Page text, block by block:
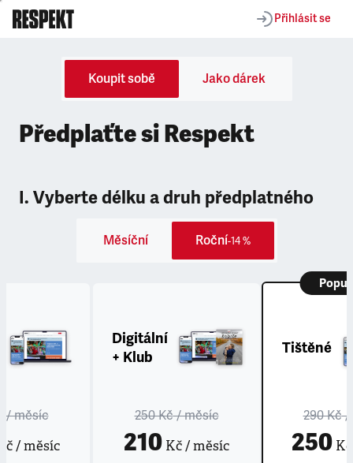
Přihlásit se
Koupit sobě Jako dárek
Předplaťte si Respekt
I. Vyberte délku a druh předplatného
Měsíční Roční-14 %
/ měsíc
/ měsíc
Digitální
+ Klub
250 Kč/ měsíc
210 Kč / měsíc
Tištěné
290 Kč/
250Kč